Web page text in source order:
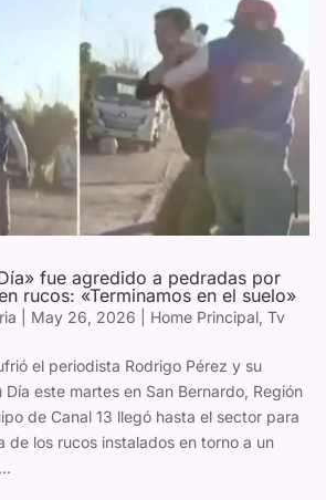
fue agredido a pedradas por
rucos: «Terminamos en el suelo»
May 26, 2026 Home Principal, Tv
el periodista Rodrigo Pérez y su
este martes en San Bernardo, Región
de Canal 13 llegó hasta el sector para
de los rucos instalados en torno a un